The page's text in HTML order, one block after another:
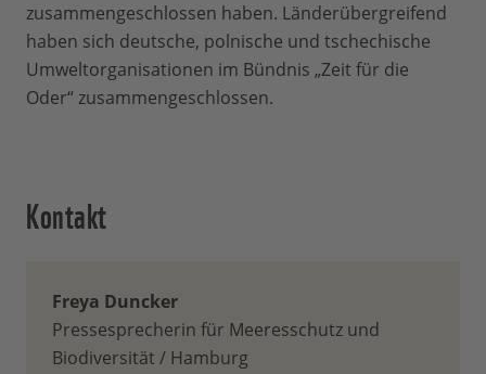
zusammengeschlossen haben. Länderübergreifend
haben sich deutsche, polnische und tschechische
Umweltorganisationen im Bündnis „Zeit für die
Oder“ zusammengeschlossen.
Kontakt
Freya Duncker
Pressesprecherin für Meeresschutz und
Biodiversität / Hamburg